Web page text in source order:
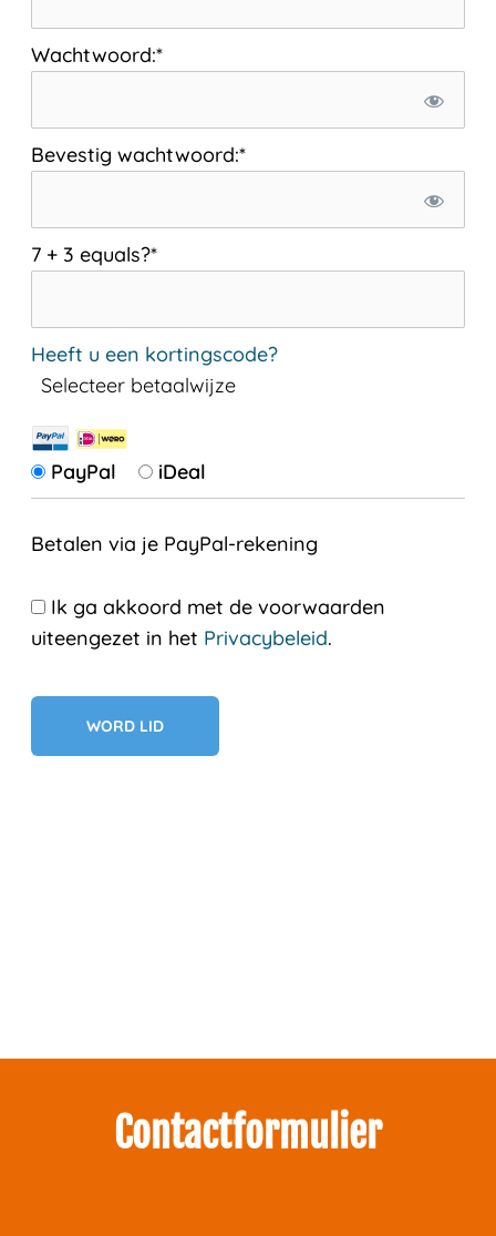
Wachtwoord:*
Bevestig wachtwoord:*
7 + 3 equals?*
Heeft u een kortingscode?
Selecteer betaalwijze
PayPal iDeal
Betalen via je PayPal-rekening
Ik ga akkoord met de voorwaarden
uiteengezet in het Privacybeleid.
Geen val
Contactformulier